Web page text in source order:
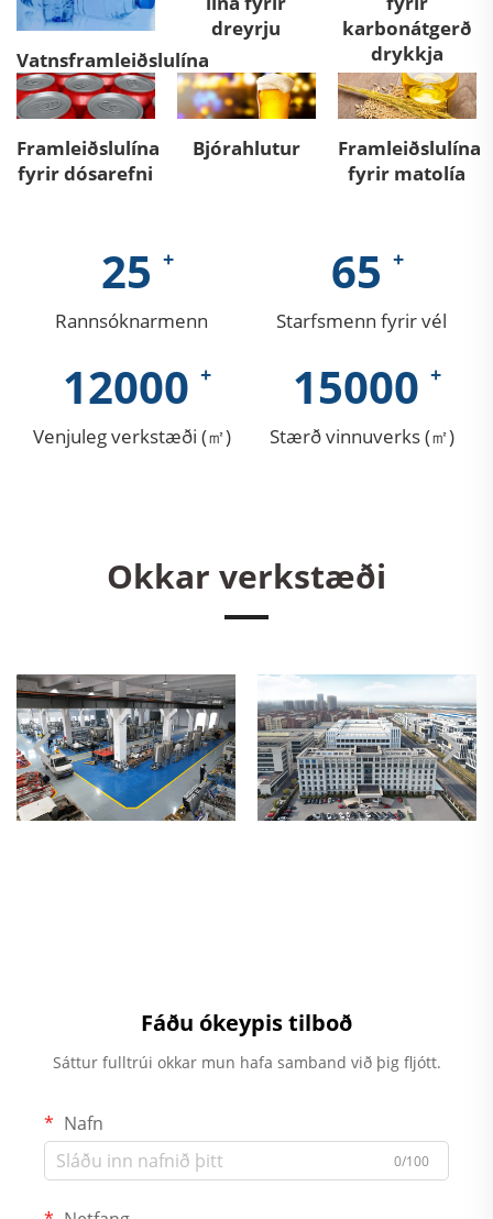
Vatnsframleiðslulína
dreyrju
karbonátgerð
drykkja
Framleiðslulína
fyrir dósarefni
Bjórahlutur
Framleiðslulína
fyrir matolía
25
Rannsóknarmenn
65
Starfsmenn fyrir vél
12000
Venjuleg verkstæði (㎡)
15000
Stærð vinnuverks (㎡)
Okkar verkstæði
Fáðu ókeypis tilboð
Sáttur fulltrúi okkar mun hafa samband við þig fljótt.
Nafn
0/100